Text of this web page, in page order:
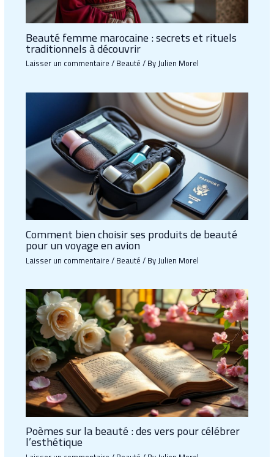
Beauté femme marocaine : secrets et rituels
traditionnels à découvrir
Laisser un commentaire/Beauté/ ByJulien Morel
Comment bien choisir ses produits de beauté
pour un voyage en avion
Laisser un commentaire/Beauté/ ByJulien Morel
Poèmes sur la beauté : des vers pour célébrer
l’esthétique